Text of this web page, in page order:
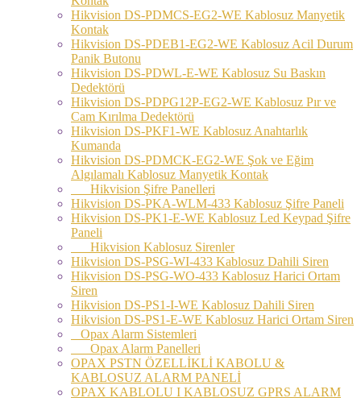
Hikvision DS-PDMCS-EG2-WE Kablosuz Manyetik
Kontak
Hikvision DS-PDEB1-EG2-WE Kablosuz Acil Durum
Panik Butonu
Hikvision DS-PDWL-E-WE Kablosuz Su Baskın
Dedektörü
Hikvision DS-PDPG12P-EG2-WE Kablosuz Pır ve
Cam Kırılma Dedektörü
Hikvision DS-PKF1-WE Kablosuz Anahtarlık
Kumanda
Hikvision DS-PDMCK-EG2-WE Şok ve Eğim
Algılamalı Kablosuz Manyetik Kontak
Hikvision Şifre Panelleri
Hikvision DS-PKA-WLM-433 Kablosuz Şifre Paneli
Hikvision DS-PK1-E-WE Kablosuz Led Keypad Şifre
Paneli
Hikvision Kablosuz Sirenler
Hikvision DS-PSG-WI-433 Kablosuz Dahili Siren
Hikvision DS-PSG-WO-433 Kablosuz Harici Ortam
Siren
Hikvision DS-PS1-I-WE Kablosuz Dahili Siren
Hikvision DS-PS1-E-WE Kablosuz Harici Ortam Siren
Opax Alarm Sistemleri
Opax Alarm Panelleri
OPAX PSTN ÖZELLİKLİ KABOLU &
KABLOSUZ ALARM PANELİ
OPAX KABLOLU I KABLOSUZ GPRS ALARM